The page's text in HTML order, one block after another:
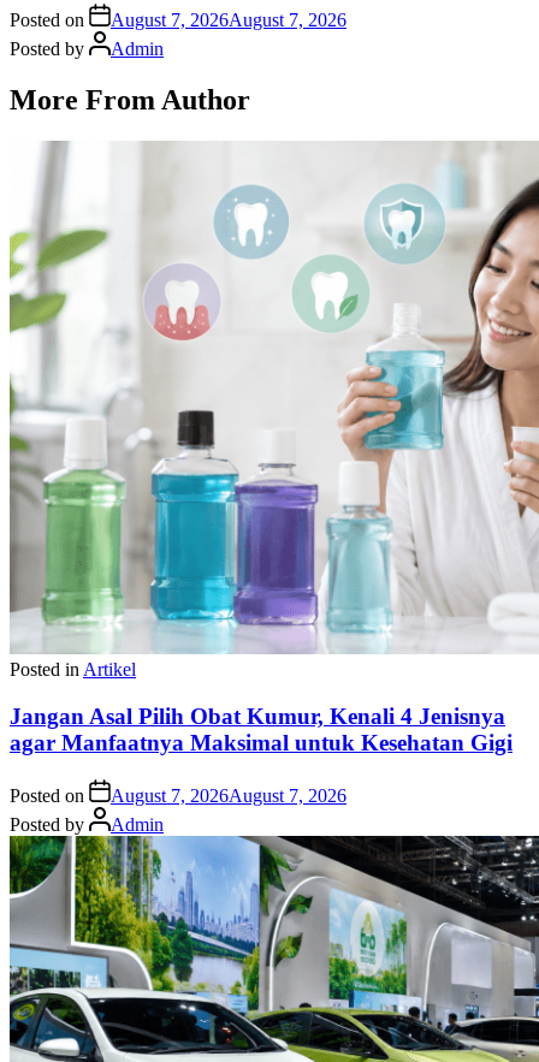
Posted on August 7, 2026August 7, 2026
Posted by
Admin
More From Author
Posted in Artikel
Jangan Asal Pilih Obat Kumur, Kenali 4 Jenisnya
agar Manfaatnya Maksimal untuk Kesehatan Gigi
Posted on August 7, 2026August 7, 2026
Posted by
Admin